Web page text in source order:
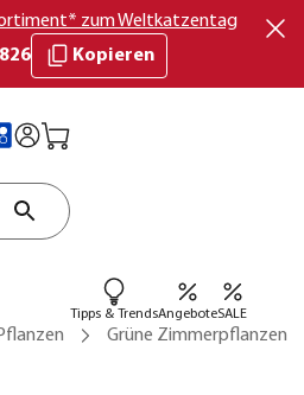
zum Weltkatzentag
Kopieren
Tipps & TrendsAngeboteSALE
Pflanzen
Grüne Zimmerpflanzen